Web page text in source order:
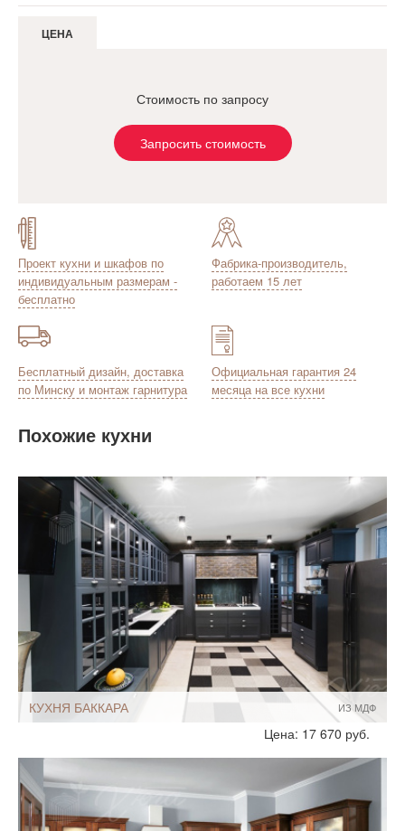
ЦЕНА
Стоимость по запросу
Запросить стоимость
Проект кухни и шкафов по
индивидуальным размерам -
бесплатно
Фабрика-производитель,
работаем 15 лет
Бесплатный дизайн, доставка
по Минску и монтаж гарнитура
Официальная гарантия 24
месяца на все кухни
Похожие кухни
ИЗ МДФ
КУХНЯ БАККАРА
Мебель - тип:П-образная
Кухни-столовые
Нестандартные
Цена: 17 670 руб.